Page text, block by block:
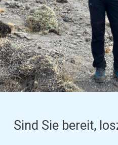
Sind Sie bereit,